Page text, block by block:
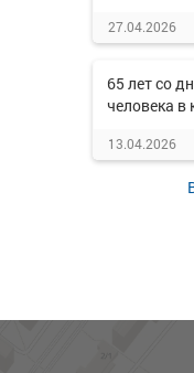
27.04.2026
65 лет со
человека в
13.04.2026